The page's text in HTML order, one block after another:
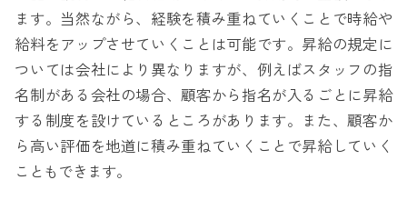
ます。当然ながら、経験を積み重ねていくことで時給や
給料をアップさせていくことは可能です。昇給の規定に
ついては会社により異なりますが、例えばスタッフの指
名制がある会社の場合、顧客から指名が入るごとに昇給
する制度を設けているところがあります。また、顧客か
ら高い評価を地道に積み重ねていくことで昇給していく
こともできます。